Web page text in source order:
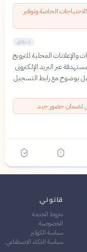
الخاصة وتوفير
6 دقائق
المحلية للترويج
عبر البريد الإلكترونى
بوضوح مع رابط التسجيل
لضمان حضور جيد.
قانوني
شروط الخدمة
الخصوصية
سياسة الكوكيز
سياسة الذكاء الاصطناعي